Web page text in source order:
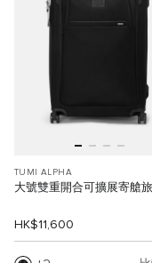
TUMI ALPHA
大號雙重開合可擴展寄艙
HK$11,600